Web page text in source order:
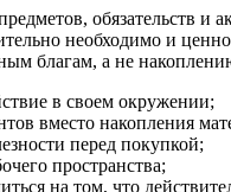
обязательств и
необходимо и
благам, а не
в своем окружении;
вместо накопления
перед покупкой;
пространства;
на том, что